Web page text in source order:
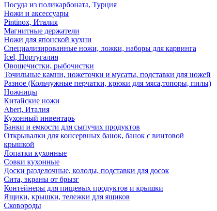
Посуда из поликарбоната, Турция
Ножи и аксессуары
Pintinox, Италия
Магнитные держатели
Ножи для японской кухни
Специализированные ножи, ложки, наборы для карвинга
Icel, Португалия
Овощечистки, рыбочистки
Точильные камни, ножеточки и мусаты, подставки для ножей
Разное (Кольчужные перчатки, крюки для мяса,топоры, пилы)
Ножницы
Китайские ножи
Abert, Италия
Кухонный инвентарь
Банки и емкости для сыпучих продуктов
Открывалки для консервных банок, банок с винтовой
крышкой
Лопатки кухонные
Совки кухонные
Доски разделочные, колоды, подставки для досок
Сита, экраны от брызг
Контейнеры для пищевых продуктов и крышки
Ящики, крышки, тележки для ящиков
Сковороды